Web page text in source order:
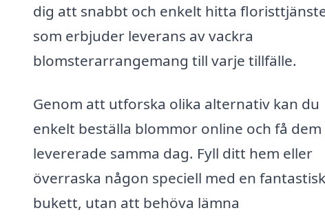
dig att snabbt och enkelt hitta
som erbjuder leverans av vackra
blomsterarrangemang till varje tillfälle.
Genom att utforska olika alternativ kan du
enkelt beställa blommor online och få dem
levererade samma dag. Fyll ditt hem eller
överraska någon speciell med en fantastisk
bukett, utan att behöva lämna